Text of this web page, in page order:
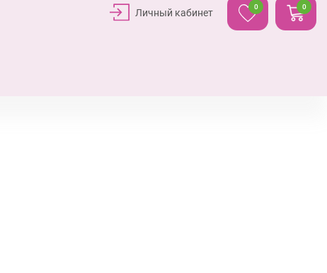
Личный кабинет
0 0